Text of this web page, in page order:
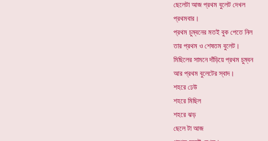
ছেলেটা আজ প্রথম বুলেট দেখল
প্রথমবার।
প্রথম চুম্বনের মতই বুক পেতে নিল
তার প্রথম ও শেষতম বুলেট।
মিছিলের সামনে দাঁড়িয়ে প্রথম চুম্বন
আর প্রথম বুলেটের স্বাদ।
শহরে ঢেউ
শহরে মিছিল
শহরে ঝড়
ছেলে টা আজ